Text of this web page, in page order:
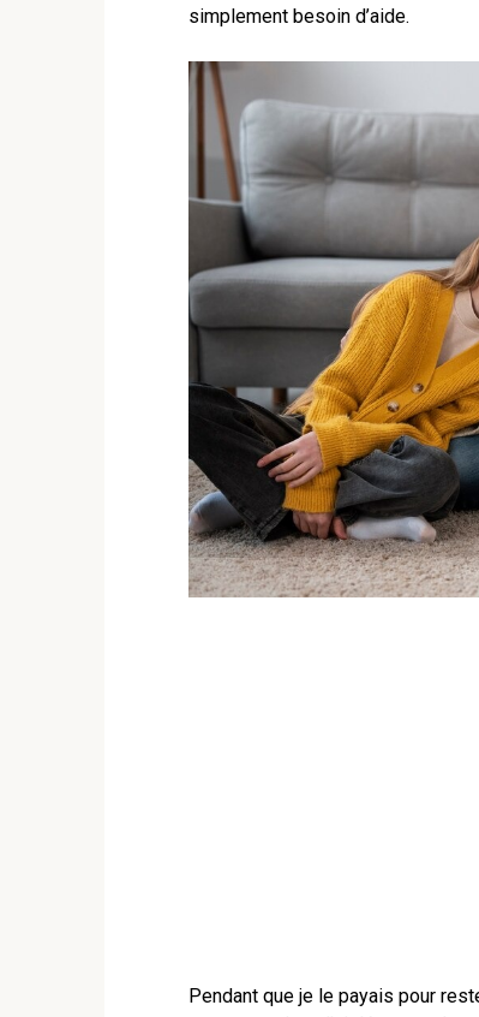
simplement besoin d’aide.
Pendant que je le payais pour